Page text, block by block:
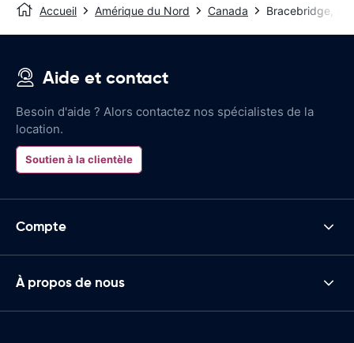
Accueil Amérique du Nord Canada Bracebridge, ON
Aide et contact
Besoin d'aide ? Alors contactez nos spécialistes de la
location.
Soutien à la clientèle
Compte
À propos de nous